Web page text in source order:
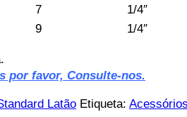
7
1/4″
9 1/4″
por favor, Consulte-nos.
Latão Etiqueta: